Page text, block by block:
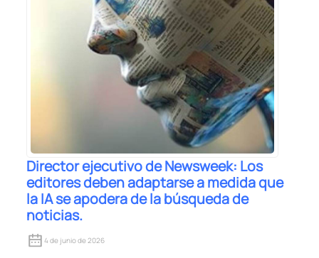
Director ejecutivo de Newsweek: Los
editores deben adaptarse a medida que
la IA se apodera de la búsqueda de
noticias.
4 de junio de 2026